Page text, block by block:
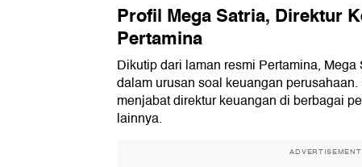
Profil Mega Satria, Direktur
Pertamina
Dikutip dari laman resmi Pertamina,
dalam urusan soal keuangan
menjabat direktur keuangan di berbagai
lainnya.
ADVERTISEMENT